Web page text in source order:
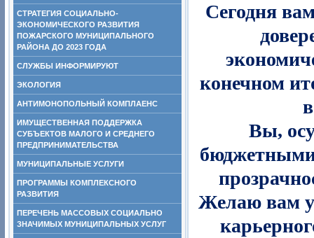
СТРАТЕГИЯ СОЦИАЛЬНО-
ЭКОНОМИЧЕСКОГО РАЗВИТИЯ
ПОЖАРСКОГО МУНИЦИПАЛЬНОГО
РАЙОНА ДО 2023 ГОДА
СЛУЖБЫ ИНФОРМИРУЮТ
ЭКОЛОГИЯ
АНТИМОНОПОЛЬНЫЙ КОМПЛАЕНС
ИМУЩЕСТВЕННАЯ ПОДДЕРЖКА
СУБЪЕКТОВ МАЛОГО И СРЕДНЕГО
ПРЕДПРИНИМАТЕЛЬСТВА
МУНИЦИПАЛЬНЫЕ УСЛУГИ
ПРОГРАММЫ КОМПЛЕКСНОГО
РАЗВИТИЯ
ПЕРЕЧЕНЬ МАССОВЫХ СОЦИАЛЬНО
ЗНАЧИМЫХ МУНИЦИПАЛЬНЫХ УСЛУГ
Сегодня
конечном
Вы,
бюджетными
Желаю вам